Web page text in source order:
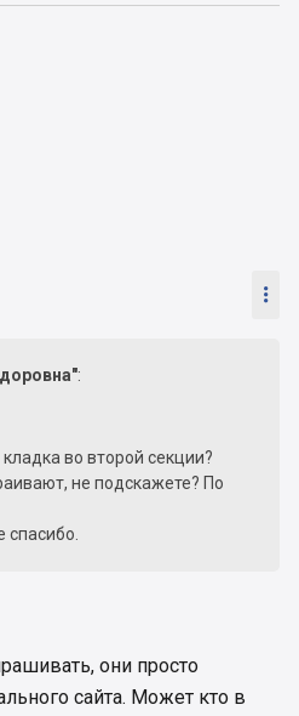

:
во второй секции?
не подскажете? По
спасибо.
они просто
сайта. Может кто в